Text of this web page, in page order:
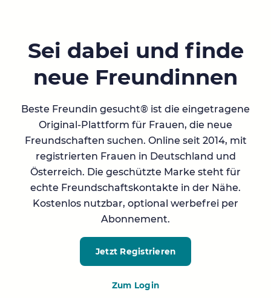
Sei dabei und finde
neue Freundinnen
Beste Freundin gesucht® ist die eingetragene
Original-Plattform für Frauen, die neue
Freundschaften suchen. Online seit 2014, mit
registrierten Frauen in Deutschland und
Österreich. Die geschützte Marke steht für
echte Freundschaftskontakte in der Nähe.
Kostenlos nutzbar, optional werbefrei per
Abonnement.
Jetzt Registrieren
Zum Login